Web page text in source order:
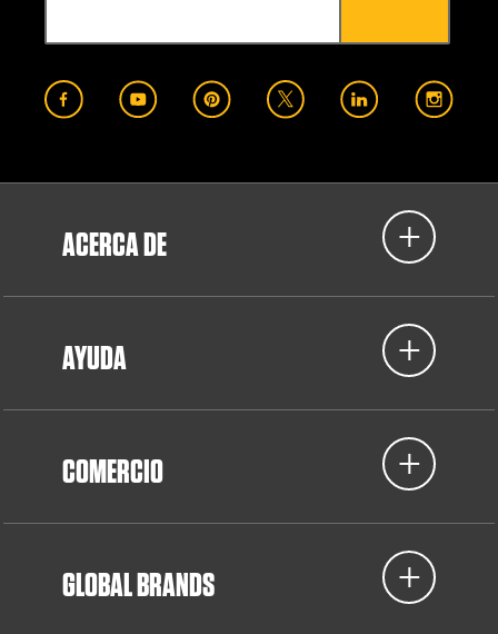
ACERCA DE
AYUDA
COMERCIO
GLOBAL BRANDS